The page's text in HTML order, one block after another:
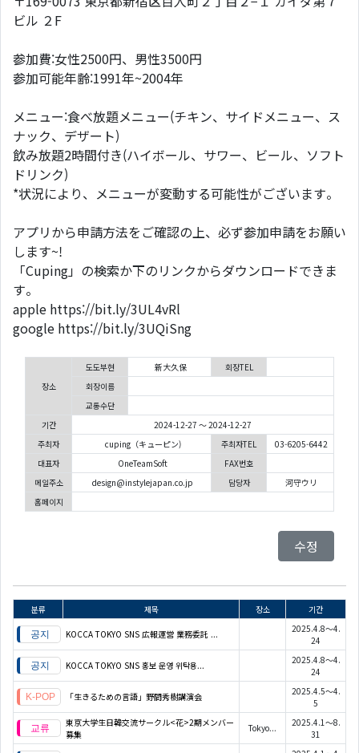
ビル ２F
参加費:女性2500円、男性3500円
参加可能年齢:1991年~2004年
メニュー:食べ放題メニュー(チキン、サイドメニュー、ス
ナック、デザート)
飲み放題2時間付き(ハイボール、サワー、ビール、ソフト
ドリンク)
*状況により、メニューが変動する可能性がございます。
アプリから申請方法をご確認の上、必ず参加申請をお願い
します~!
「Cuping」の検索か下のリンクからダウンロードできま
す。
apple https://bit.ly/3UL4vRl
google https://bit.ly/3UQiSng
장소
도도부현 新大久保
회장TEL
회장이름
교통수단
기간
2024-12-27 ～ 2024-12-27
주최자
cuping（キューピン) 주최자TEL
03-6205-6442
대표자
OneTeamSoft
FAX번호
메일주소
design@instylejapan.co.jp 담당자
河守ウリ
홈페이지
수정
분류 제목 장소 기간
KOCCA TOKYO SNS 広報運営 業務委託 ...
2025.4.8～4.
24
KOCCA TOKYO SNS 홍보 운영 위탁용...
2025.4.8～4.
24
「生きるための言語」野間秀樹講演会
2025.4.5～4.
5
東京大学生日韓交流サークル<花>2期メンバー
募集
Tokyo...
2025.4.1～8.
31